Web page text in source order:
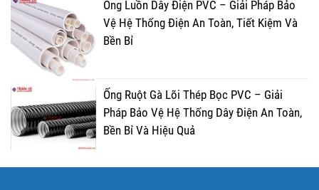
Ống Luồn Dây Điện PVC – Giải Pháp Bảo
Vệ Hệ Thống Điện An Toàn, Tiết Kiệm Và
Bền Bỉ
Ống Ruột Gà Lõi Thép Bọc PVC – Giải
Pháp Bảo Vệ Hệ Thống Dây Điện An Toàn,
Bền Bỉ Và Hiệu Quả